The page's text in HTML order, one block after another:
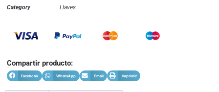
Category
Llaves
Compartir producto:
Facebook WhatsApp Email Imprimir